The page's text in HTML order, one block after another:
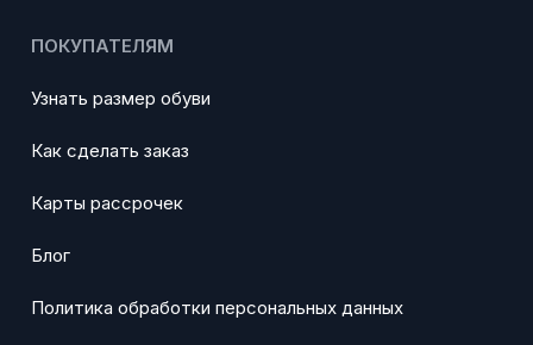
ПОКУПАТЕЛЯМ
Узнать размер обуви
Как сделать заказ
Карты рассрочек
Блог
Политика обработки персональных данных